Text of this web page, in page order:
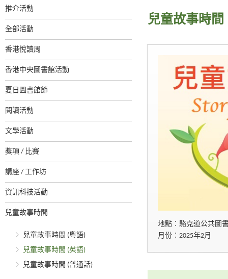
推介活動
全部活動
香港悅讀周
香港中央圖書館活動
夏日圖書館節
閱讀活動
文學活動
獎項 / 比賽
講座 / 工作坊
資訊科技活動
兒童故事時間
兒童故事時間 (粵語)
兒童故事時間 (英語)
兒童故事時間 (普通話)
兒童故事時間
地點︰駱克道公共圖
月份︰2025年2月